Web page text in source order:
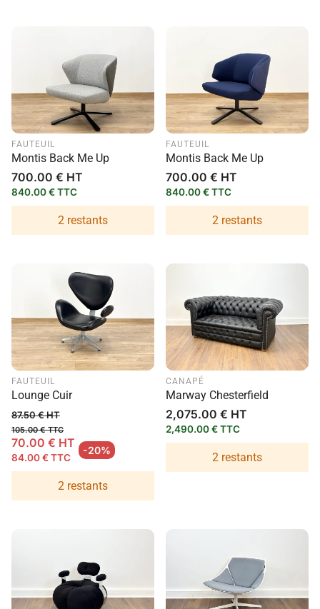
FAUTEUIL
Montis Back Me Up
Prix
habituel
700.00 € HT
840.00 € TTC
2 restants
FAUTEUIL
Montis Back Me Up
Prix
habituel
700.00 € HT
840.00 € TTC
2 restants
FAUTEUIL
Lounge Cuir
70.00 € HT
84.00 € TTC
-20%
Prix en solde
Prix habituel
87.50 € HT
105.00 € TTC
2 restants
CANAPÉ
Marway Chesterfield
Prix
habituel
2,075.00 € HT
2,490.00 € TTC
2 restants